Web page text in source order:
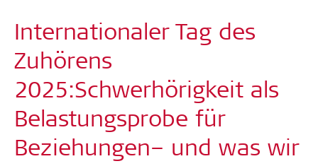
Internationaler Tag des
Zuhörens
2025:Schwerhörigkeit als
Belastungsprobe für
Beziehungen– und was wir